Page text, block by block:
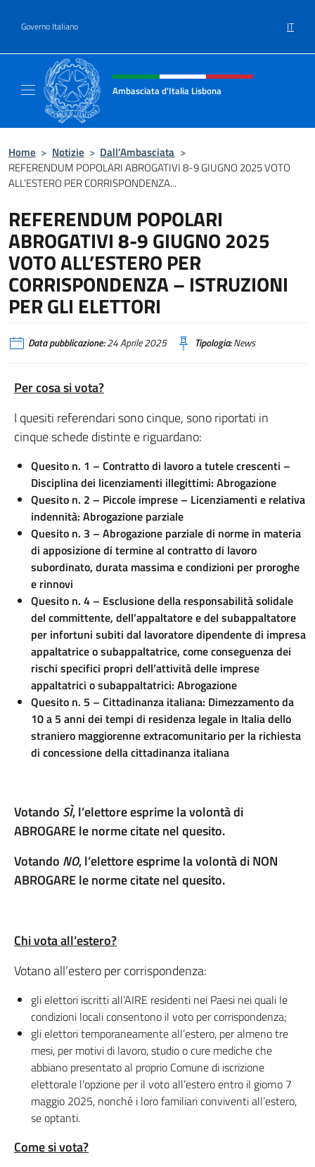
Governo Italiano IT
Intestazione sito, social e menù
Ambasciata d'Italia Lisbona
Home > Notizie > Dall’Ambasciata >
REFERENDUM POPOLARI ABROGATIVI 8-9 GIUGNO 2025 VOTO
ALL’ESTERO PER CORRISPONDENZA...
REFERENDUM POPOLARI
ABROGATIVI 8-9 GIUGNO 2025
VOTO ALL’ESTERO PER
CORRISPONDENZA – ISTRUZIONI
PER GLI ELETTORI
Data pubblicazione:24 Aprile 2025 Tipologia:News
Per cosa si vota?
I quesiti referendari sono cinque, sono riportati in
cinque schede distinte e riguardano:
Quesito n. 1 – Contratto di lavoro a tutele crescenti –
Disciplina dei licenziamenti illegittimi: Abrogazione
Quesito n. 2 – Piccole imprese – Licenziamenti e relativa
indennità: Abrogazione parziale
Quesito n. 3 – Abrogazione parziale di norme in materia
di apposizione di termine al contratto di lavoro
subordinato, durata massima e condizioni per proroghe
e rinnovi
Quesito n. 4 – Esclusione della responsabilità solidale
del committente, dell’appaltatore e del subappaltatore
per infortuni subiti dal lavoratore dipendente di impresa
appaltatrice o subappaltatrice, come conseguenza dei
rischi specifici propri dell’attività delle imprese
appaltatrici o subappaltatrici: Abrogazione
Quesito n. 5 – Cittadinanza italiana: Dimezzamento da
10 a 5 anni dei tempi di residenza legale in Italia dello
straniero maggiorenne extracomunitario per la richiesta
di concessione della cittadinanza italiana
Votando SÌ, l’elettore esprime la volontà di
ABROGARE le norme citate nel quesito.
Votando NO, l’elettore esprime la volontà di NON
ABROGARE le norme citate nel quesito.
Chi vota all’estero?
Votano all’estero per corrispondenza:
gli elettori iscritti all’AIRE residenti nei Paesi nei quali le
condizioni locali consentono il voto per corrispondenza;
gli elettori temporaneamente all’estero, per almeno tre
mesi, per motivi di lavoro, studio o cure mediche che
abbiano presentato al proprio Comune di iscrizione
elettorale l’opzione per il voto all’estero entro il giorno 7
maggio 2025, nonché i loro familiari conviventi all’estero,
se optanti.
Come si vota?